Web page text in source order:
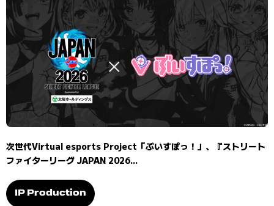
次世代Virtual esports Project「ぶいすぽっ！」、『ストリート
ファイターリーグ JAPAN 2026...
IP Production